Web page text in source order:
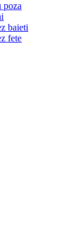
poza
baieti
fete